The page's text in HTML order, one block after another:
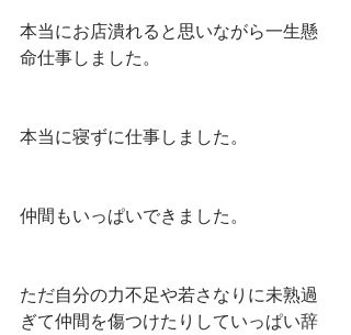
本当にお店潰れると思いながら一生懸
命仕事しました。
本当に寝ずに仕事しました。
仲間もいっぱいできました。
ただ自分の力不足や若さなりに未熟過
ぎて仲間を傷つけたりしていっぱい辞